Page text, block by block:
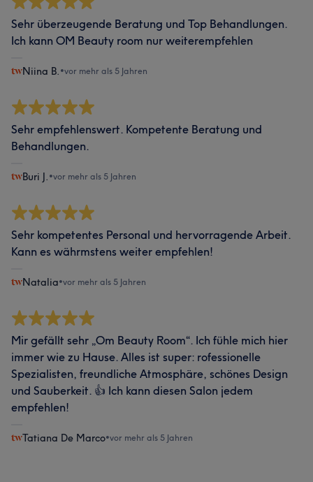
Sehr überzeugende Beratung und Top Behandlungen.
Ich kann OM Beauty room nur weiterempfehlen
Niina B. •vor mehr als 5 Jahren
Sehr empfehlenswert. Kompetente Beratung und
Behandlungen.
Buri J. •vor mehr als 5 Jahren
Sehr kompetentes Personal und hervorragende Arbeit.
Kann es währmstens weiter empfehlen!
Natalia•vor mehr als 5 Jahren
Mir gefällt sehr „Om Beauty Room“. Ich fühle mich hier
immer wie zu Hause. Alles ist super: rofessionelle
Spezialisten, freundliche Atmosphäre, schönes Design
und Sauberkeit. 👍 Ich kann diesen Salon jedem
empfehlen!
Tatiana De Marco•vor mehr als 5 Jahren